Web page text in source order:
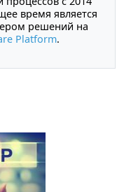
время является
решений на
Platform.